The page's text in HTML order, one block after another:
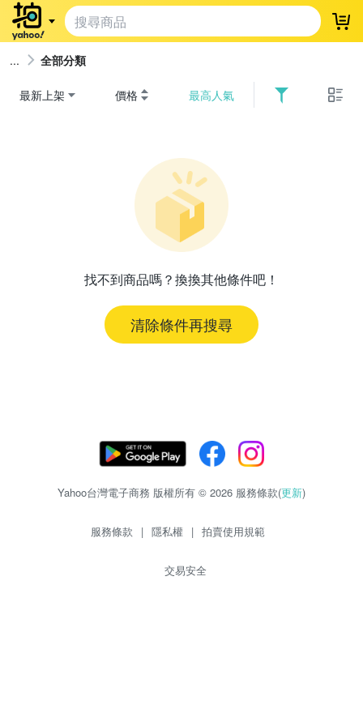
登
全部分類
最新上架 價格 最高人氣
找不到商品嗎？換換其他條件吧！
清除條件再搜尋
Yahoo台灣電子商務 版權所有 © 2026 服務條款(更新)
服務條款 | 隱私權 | 拍賣使用規範
交易安全